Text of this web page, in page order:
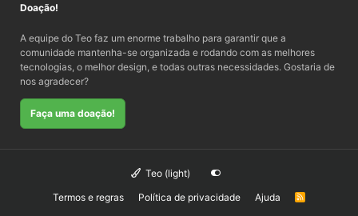
Doação!
A equipe do Teo faz um enorme trabalho para garantir que a
comunidade mantenha-se organizada e rodando com as melhores
tecnologias, o melhor design, e todas outras necessidades. Gostaria de
nos agradecer?
Faça uma doação!
Teo (light)
Termos e regras
Política de privacidade Ajuda
R